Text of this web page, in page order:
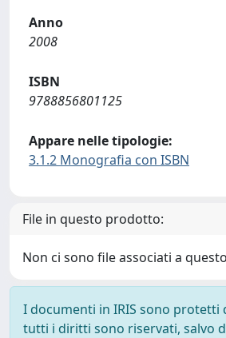
Anno
2008
ISBN
9788856801125
Appare nelle tipologie:
3.1.2 Monografia con ISBN
File in questo prodotto:
Non ci sono file associati a
I documenti in IRIS sono protetti
tutti i diritti sono riservati, salvo